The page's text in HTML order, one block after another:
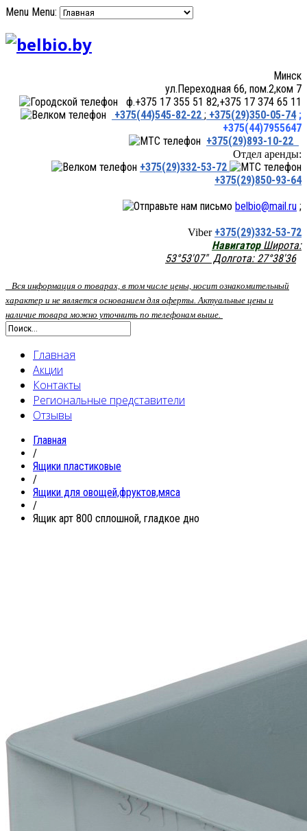
Menu Menu:
Минск
ул.Переходная 66, пом.2,ком 7
ф.+375 17 355 51 82,+375 17 374 65 11
+375(44)545-82-22 ; +375(29)350-05-74 ;
+375(44)7955647
+375(29)893-10-22
Отдел аренды:
+375(29)332-53-72
+375(29)850-93-64
belbio@mail.ru ;
Viber +375(29)332-53-72
НавигаторШирота:
53°53'07" Долгота: 27°38'36
Вся информация о товарах, в том числе цены, носит ознакомительный
характер и не является основанием для оферты. Актуальные цены и
наличие товара можно уточнить по телефонам выше.
Главная
Акции
Контакты
Региональные представители
Отзывы
Главная
/
Ящики пластиковые
/
Ящики для овощей,фруктов,мяса
/
Ящик арт 800 сплошной, гладкое дно